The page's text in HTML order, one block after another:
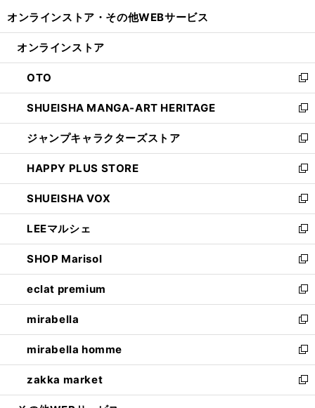
開
ン
ウ
で
開
く
ウ
ン
ド
ウ
で
開
く
オンラインストア・ その他WEBサービス
オンラインストア
OTO
新
し
い
ウ
ィ
ン
ド
ウ
で
開
く
SHUEISHA MANGA-ART HERITAGE
新
し
い
ウ
ィ
ン
ド
ウ
で
開
く
ジャンプキャラクターズストア
新
し
い
ウ
ィ
ン
ド
ウ
で
開
く
HAPPY PLUS STORE
新
し
い
ウ
ィ
ン
ド
ウ
で
開
く
SHUEISHA VOX
新
し
い
ウ
ィ
ン
ド
ウ
で
開
く
LEEマルシェ
新
し
い
ウ
ィ
ン
ド
ウ
で
開
く
SHOP Marisol
新
し
い
ウ
ィ
ン
ド
ウ
で
開
eclat premium
新
し
い
ウ
ィ
ン
ド
ウ
mirabella
新
し
い
ウ
ィ
ン
mirabella homme
新
し
い
ウ
zakka market
新
し